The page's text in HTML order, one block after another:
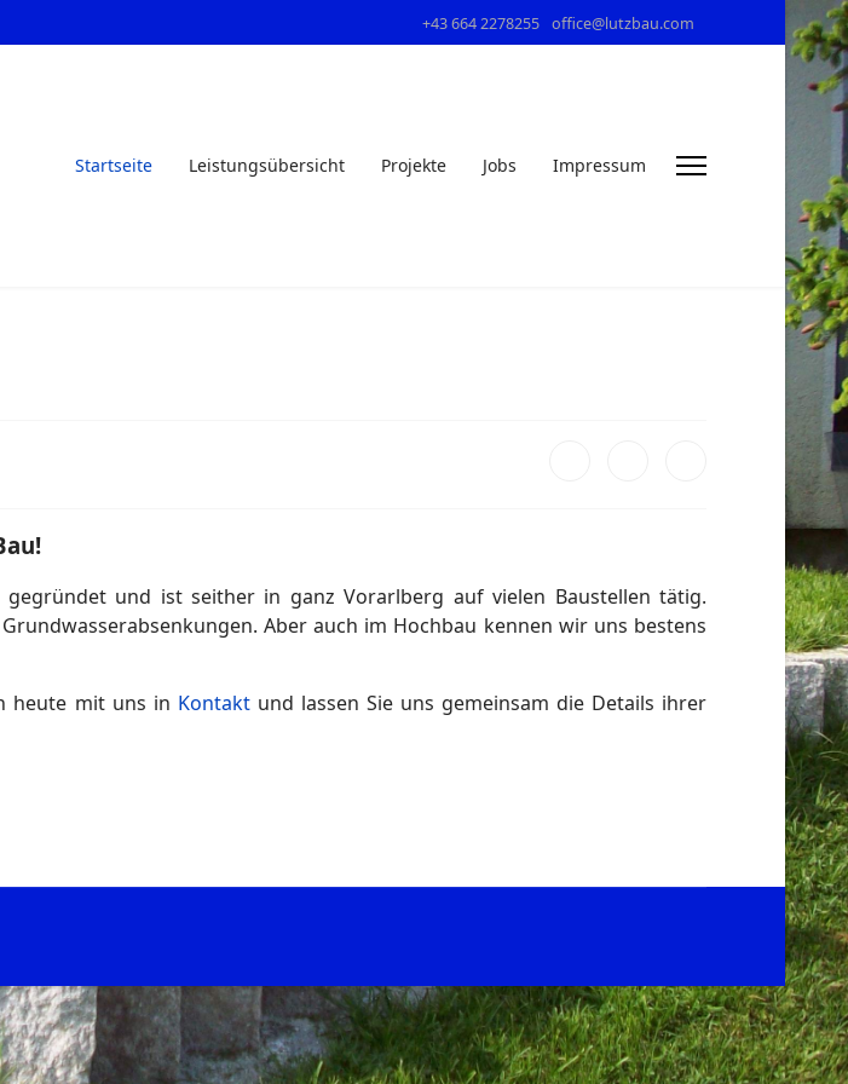
+43 664 2278255 office@lutzbau.com
Startseite Leistungsübersicht Projekte Jobs Impressum
und ist seither in ganz Vorarlberg auf vielen Baustellen tätig.
Aber auch im Hochbau kennen wir uns bestens
heute mit uns in Kontaktund lassen Sie uns gemeinsam die Details ihrer